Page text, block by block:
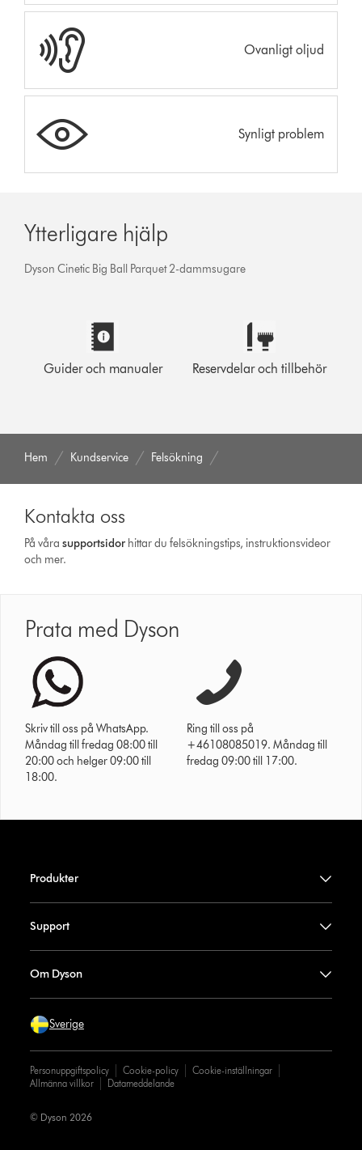
Ovanligt oljud
Synligt problem
Ytterligare hjälp
Dyson Cinetic Big Ball Parquet 2-dammsugare
Guider och manualer Reservdelar och tillbehör
Hem Kundservice Felsökning
Kontakta oss
På vårasupport­sidor hittar du felsökningstips, instruktionsvideor
och mer.
Prata med Dyson
Skriv till oss på WhatsApp.
Måndag till fredag 08:00 till
20:00 och helger 09:00 till
18:00.
Ring till oss på
+46108085019. Måndag till
fredag 09:00 till 17:00.
Produkter
Support
Om Dyson
Sverige
Personuppgiftspolicy Cookie-policy
Cookie-inställningar
Allmänna villkor
Datameddelande
© Dyson 2026